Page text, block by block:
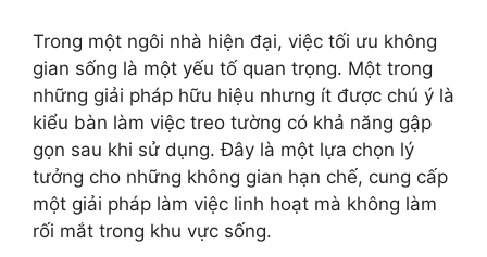
Trong một ngôi nhà hiện đại, việc tối ưu không
gian sống là một yếu tố quan trọng. Một trong
những giải pháp hữu hiệu nhưng ít được chú ý là
kiểu bàn làm việc treo tường có khả năng gập
gọn sau khi sử dụng. Đây là một lựa chọn lý
tưởng cho những không gian hạn chế, cung cấp
một giải pháp làm việc linh hoạt mà không làm
rối mắt trong khu vực sống.